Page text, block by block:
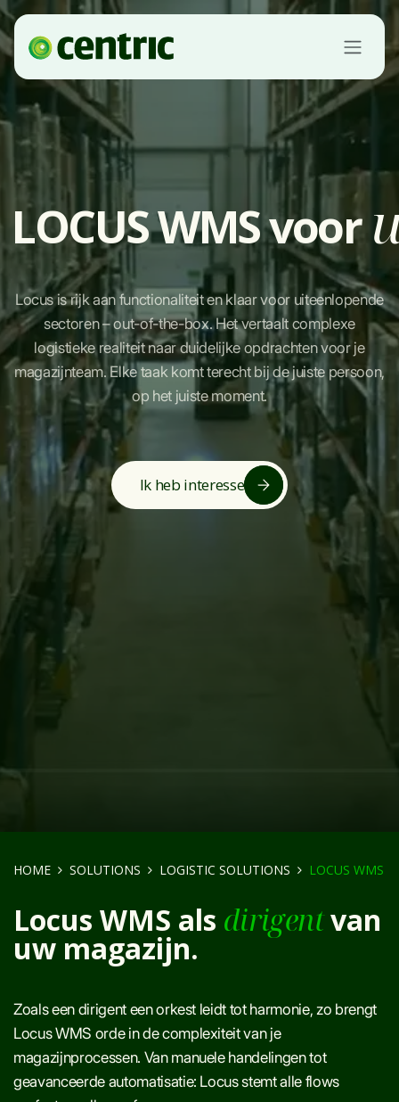
Overslaan naar inhoud
LOCUS WMS voor
Locus is rijk aan functionaliteit en klaar voor uiteenlopende
sectoren – out-of-the-box. Het vertaalt complexe
logistieke realiteit naar duidelijke opdrachten voor je
magazijnteam. Elke taak komt terecht bij de juiste persoon,
op het juiste moment.
Ik heb interesse
HOME SOLUTIONS LOGISTIC SOLUTIONS LOCUS WMS
Locus WMS als dirigentvan
uw magazijn.
Zoals een dirigent een orkest leidt tot harmonie, zo brengt
Locus WMS orde in de complexiteit van je
magazijnprocessen. Van manuele handelingen tot
geavanceerde automatisatie: Locus stemt alle flows